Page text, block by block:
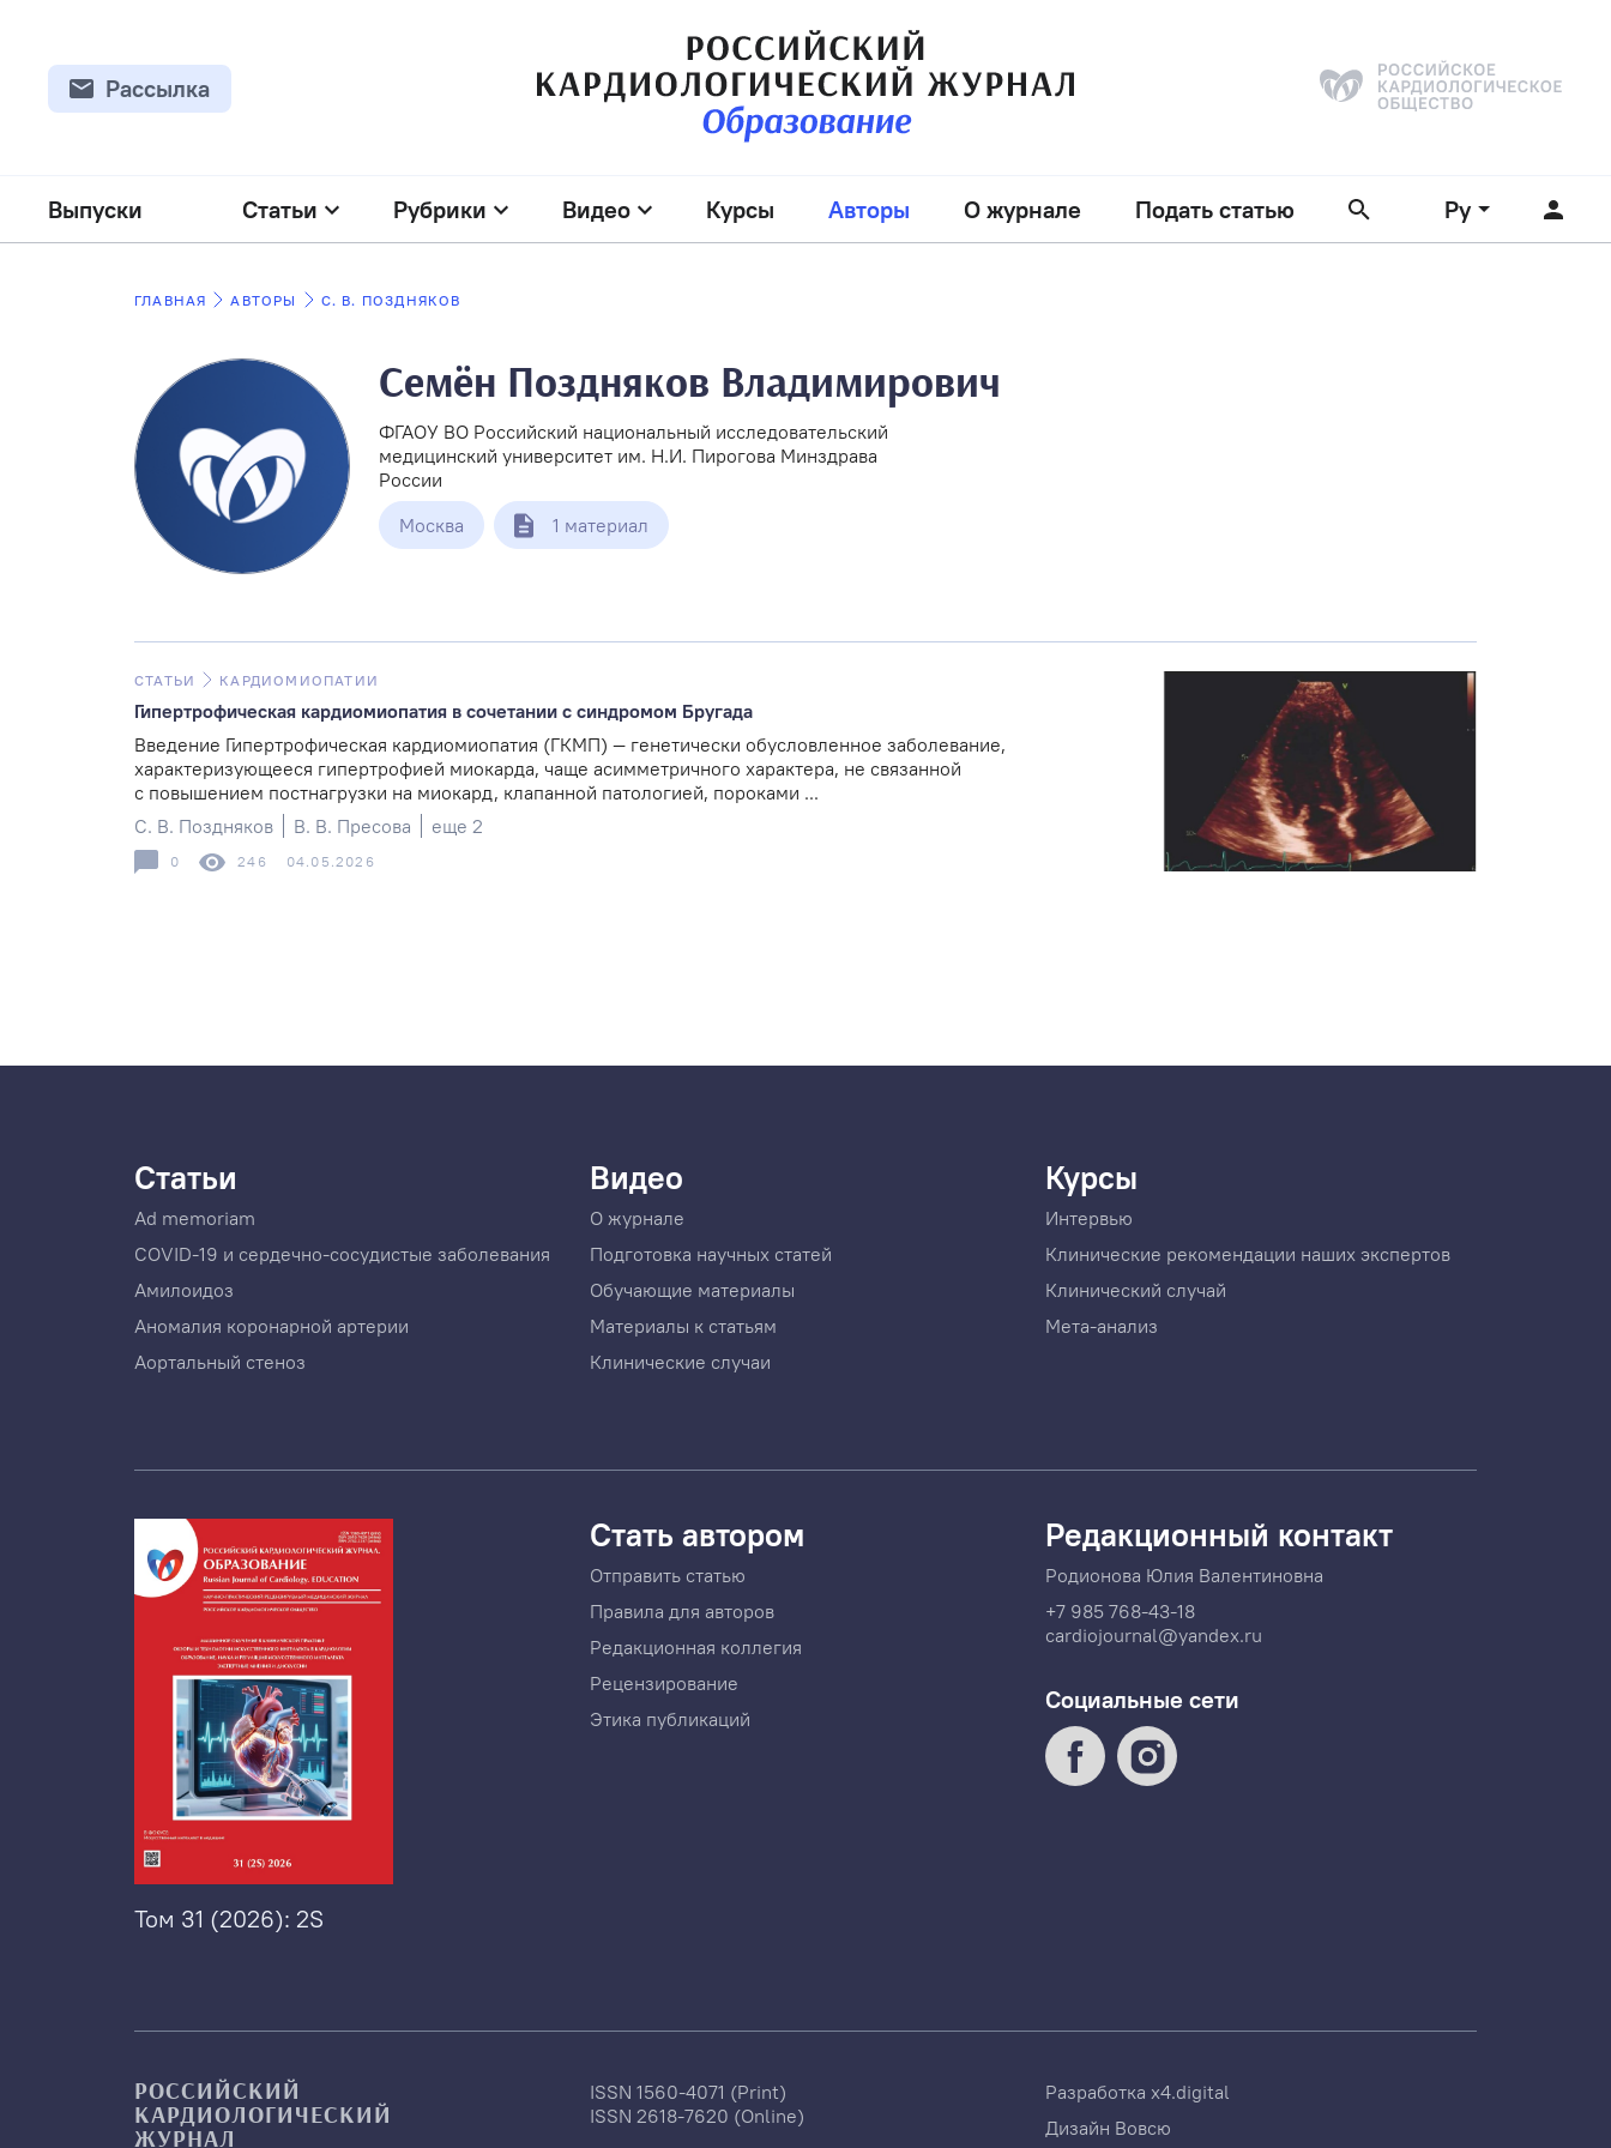
Рассылка
Выпуски Статьи Рубрики Видео Курсы Авторы О журнале Подать статью Ру
ГЛАВНАЯ АВТОРЫ С. В. ПОЗДНЯКОВ
Семён Поздняков Владимирович
ФГАОУ ВО Российский национальный исследовательский
медицинский университет им. Н.И. Пирогова Минздрава
России
Москва
1 материал
СТАТЬИ КАРДИОМИОПАТИИ
Гипертрофическая кардиомиопатия в сочетании с синдромом Бругада
Введение Гипертрофическая кардиомиопатия (ГКМП) — генетически обусловленное заболевание,
характеризующееся гипертрофией миокарда, чаще асимметричного характера, не связанной
с повышением постнагрузки на миокард, клапанной патологией, пороками ...
С. В. Поздняков
В. В. Пресова еще 2
0 246 04.05.2026
Статьи
Ad memoriam
COVID-19 и сердечно-сосудистые заболевания
Амилоидоз
Аномалия коронарной артерии
Аортальный стеноз
Видео
О журнале
Подготовка научных статей
Обучающие материалы
Материалы к статьям
Клинические случаи
Курсы
Интервью
Клинические рекомендации наших экспертов
Клинический случай
Мета-анализ
Том 31 (2026): 2S
Стать автором
Отправить статью
Правила для авторов
Редакционная коллегия
Рецензирование
Этика публикаций
Редакционный контакт
Родионова Юлия Валентиновна
+7 985 768-43-18
cardiojournal@yandex.ru
Социальные сети
РОССИЙСКИЙ
КАРДИОЛОГИЧЕСКИЙ
ЖУРНАЛ
ISSN 1560-4071 (Print)
ISSN 2618-7620 (Online)
Разработка x4.digital
Дизайн Вовсю